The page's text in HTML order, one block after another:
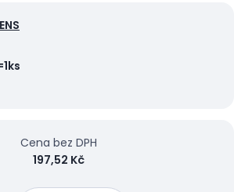
Cena bez DPH
197,52 Kč